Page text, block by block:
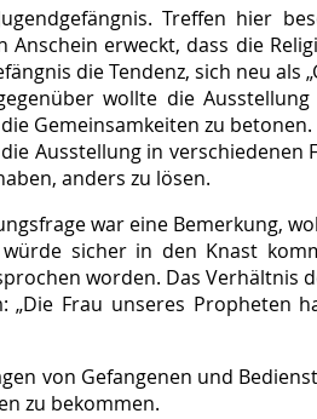
Treffen hier
Anschein erweckt, dass die
die Tendenz, sich neu
wollte die
Gemeinsamkeiten zu betonen.
Ausstellung in
anders zu lösen.
war eine Bemerkung,
sicher in den Knast
worden. Das
„Die Frau unseres Propheten
von Gefangenen und
zu bekommen.